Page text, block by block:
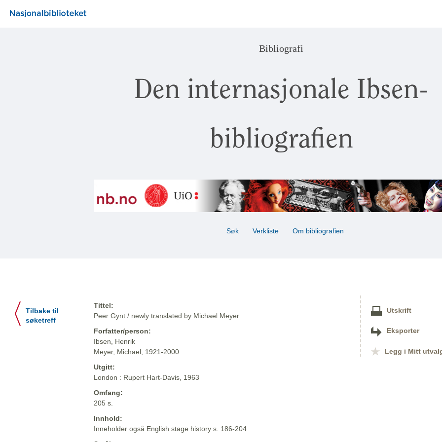
Bibliografi
Den internasjonale Ibsen-
bibliografien
Søk Verkliste Om bibliografien
Tilbake til
søketreff
Tittel:
Peer Gynt / newly translated by Michael Meyer
Forfatter/person:
Ibsen, Henrik
Meyer, Michael, 1921-2000
Utgitt:
London : Rupert Hart-Davis, 1963
Omfang:
205 s.
Innhold:
Inneholder også English stage history s. 186-204
Utskrift
Eksporter
Legg i Mitt